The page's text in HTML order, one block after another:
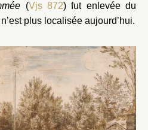
(Vjs 872) fut enlevée du
plus localisée aujourd’hui.